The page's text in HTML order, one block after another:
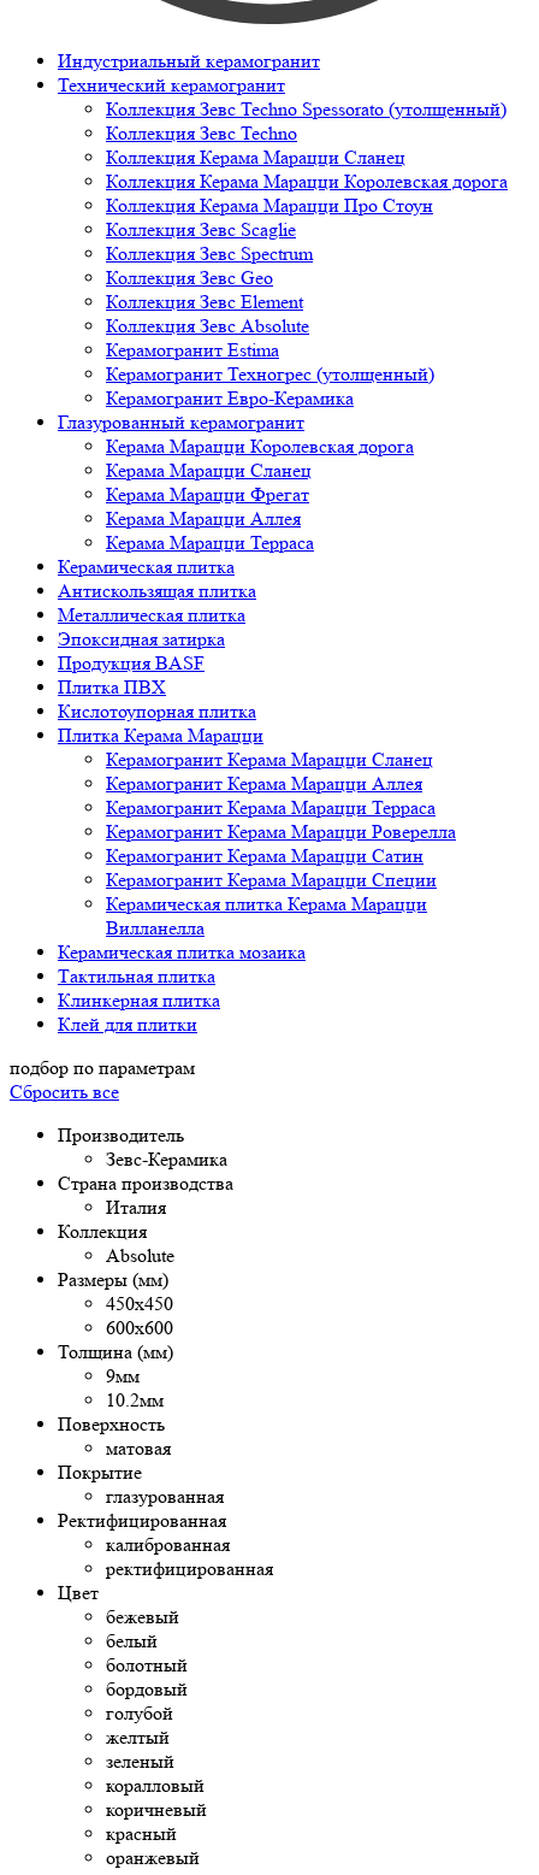
Индустриальный керамогранит
Технический керамогранит
Коллекция Зевс Techno Spessorato (утолщенный)
Коллекция Зевс Techno
Коллекция Керама Марацци Сланец
Коллекция Керама Марацци Королевская дорога
Коллекция Керама Марацци Про Стоун
Коллекция Зевс Scaglie
Коллекция Зевс Spectrum
Коллекция Зевс Geo
Коллекция Зевс Element
Коллекция Зевс Absolute
Керамогранит Estima
Керамогранит Техногрес (утолщенный)
Керамогранит Евро-Керамика
Глазурованный керамогранит
Керама Марацци Королевская дорога
Керама Марацци Сланец
Керама Марацци Фрегат
Керама Марацци Аллея
Керама Марацци Терраса
Керамическая плитка
Антискользящая плитка
Металлическая плитка
Эпоксидная затирка
Продукция BASF
Плитка ПВХ
Кислотоупорная плитка
Плитка Керама Марацци
Керамогранит Керама Марацци Сланец
Керамогранит Керама Марацци Аллея
Керамогранит Керама Марацци Терраса
Керамогранит Керама Марацци Роверелла
Керамогранит Керама Марацци Сатин
Керамогранит Керама Марацци Специи
Керамическая плитка Керама Марацци
Вилланелла
Керамическая плитка мозаика
Тактильная плитка
Клинкерная плитка
Клей для плитки
подбор по параметрам
Сбросить все
Производитель
Зевс-Керамика
Страна производства
Италия
Коллекция
Absolute
Размеры (мм)
450х450
600х600
Толщина (мм)
9мм
10.2мм
Поверхность
матовая
Покрытие
глазурованная
Ректифицированная
калиброванная
ректифицированная
Цвет
бежевый
белый
болотный
бордовый
голубой
желтый
зеленый
коралловый
коричневый
красный
оранжевый